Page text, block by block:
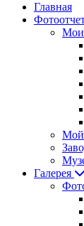
Главная
Мои
Мой
Галерея